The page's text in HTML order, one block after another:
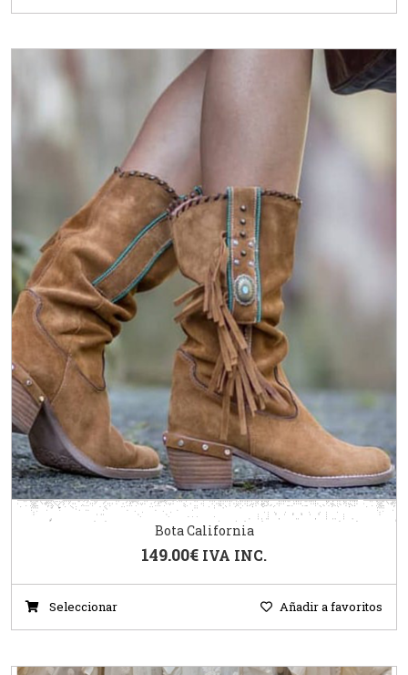
Bota California
149.00€ IVA INC.
Seleccionar Añadir a favoritos